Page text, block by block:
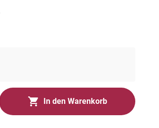
In den Warenkorb